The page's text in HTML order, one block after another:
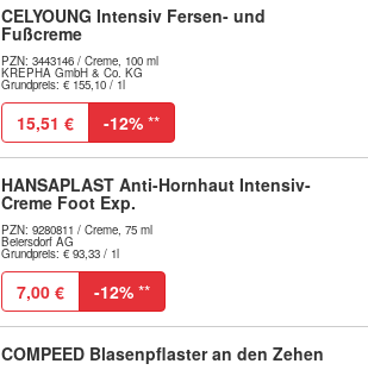
CELYOUNG Intensiv Fersen- und
Fußcreme
PZN: 3443146 / Creme, 100 ml
KREPHA GmbH & Co. KG
Grundpreis: € 155,10 / 1l
15,51 € -12% **
HANSAPLAST Anti-Hornhaut Intensiv-
Creme Foot Exp.
PZN: 9280811 / Creme, 75 ml
Beiersdorf AG
Grundpreis: € 93,33 / 1l
7,00 € -12% **
COMPEED Blasenpflaster an den Zehen